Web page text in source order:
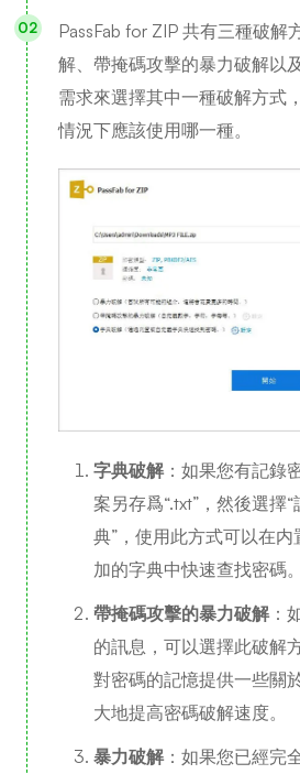
PassFab for ZIP 共有三種破解
解、帶掩碼攻擊的暴力破解以
需求來選擇其中一種破解方式
情況下應該使用哪一種。
字典破解：如果您有記錄
案另存爲“.txt”，然後選擇
典”，使用此方式可以在
加的字典中快速查找密碼。
帶掩碼攻擊的暴力破解：
的訊息，可以選擇此破解
對密碼的記憶提供一些關
大地提高密碼破解速度。
暴力破解：如果您已經完